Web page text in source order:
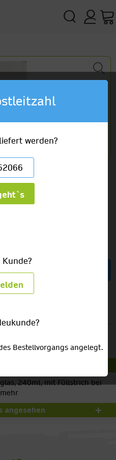
240ml, mit Füllstrich bei
mehr
angesehen
werden?
Bestellvorgangs angelegt.